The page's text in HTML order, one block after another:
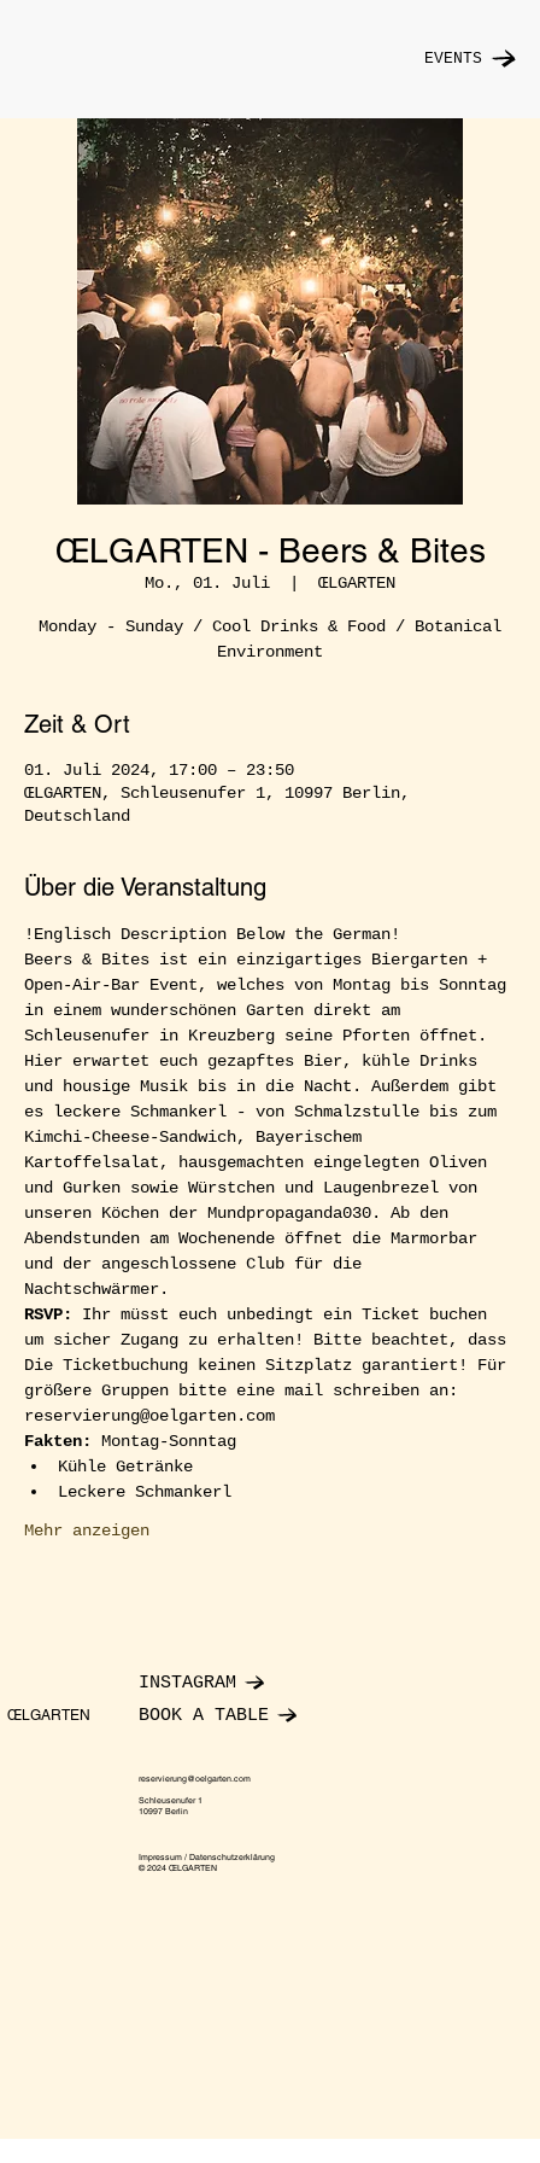
EVENTS
ŒLGARTEN - Beers & Bites
Mo., 01. Juli
  |
ŒLGARTEN
Monday - Sunday / Cool Drinks & Food / Botanical
Environment
Zeit & Ort
01. Juli 2024, 17:00 – 23:50
ŒLGARTEN, Schleusenufer 1, 10997 Berlin,
Deutschland
Über die Veranstaltung
!Englisch Description Below the German!
Beers & Bites ist ein einzigartiges Biergarten +
Open-Air-Bar Event, welches von Montag bis Sonntag
in einem wunderschönen Garten direkt am
Schleusenufer in Kreuzberg seine Pforten öffnet.
Hier erwartet euch gezapftes Bier, kühle Drinks
und housige Musik bis in die Nacht. Außerdem gibt
es leckere Schmankerl - von Schmalzstulle bis zum
Kimchi-Cheese-Sandwich, Bayerischem
Kartoffelsalat, hausgemachten eingelegten Oliven
und Gurken sowie Würstchen und Laugenbrezel von
unseren Köchen der Mundpropaganda030. Ab den
Abendstunden am Wochenende öffnet die Marmorbar
und der angeschlossene Club für die
Nachtschwärmer.
RSVP: Ihr müsst euch unbedingt ein Ticket buchen
um sicher Zugang zu erhalten! Bitte beachtet, dass
Die Ticketbuchung keinen Sitzplatz garantiert! Für
größere Gruppen bitte eine mail schreiben an:
reservierung@oelgarten.com
Fakten:
Montag-Sonntag
Kühle Getränke
Leckere Schmankerl
Mehr anzeigen
ŒLGARTEN
INSTAGRAM
BOOK A TABLE
reservierung@oelgarten.com
Schleusenufer 1
10997 Berlin
Impressum / Datenschutzerklärung
© 2024 ŒLGARTEN